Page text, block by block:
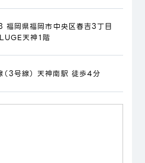
岡県福岡市中央区春吉3丁目
天神1階
（3号線） 天神南駅 徒歩4分